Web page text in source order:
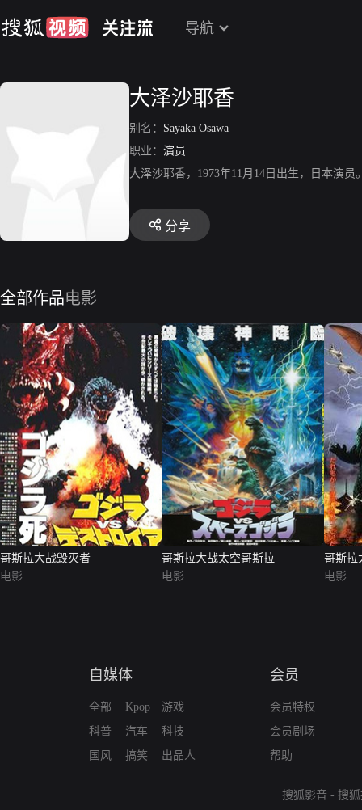
导航
大泽沙耶香
别名： Sayaka Osawa
职业： 演员
大泽沙耶香，1973年11月14日出生，日本演
分享
全部作品电影
哥斯拉大战毁灭者
电影
哥斯拉大战太空哥斯拉
电影
哥斯拉
电影
自媒体
全部
科普
国风
Kpop
汽车
搞笑
游戏
科技
出品人
会员
会员特权
会员剧场
帮助
搜狐影音 - 搜